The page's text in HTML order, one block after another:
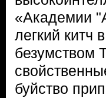
«Академии
легкий китч
безумством
буйство